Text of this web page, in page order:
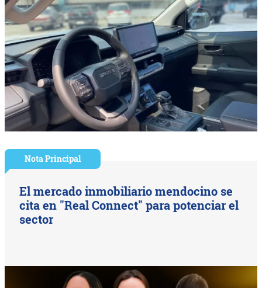
Nota Principal
El mercado inmobiliario mendocino se
cita en "Real Connect" para potenciar el
sector